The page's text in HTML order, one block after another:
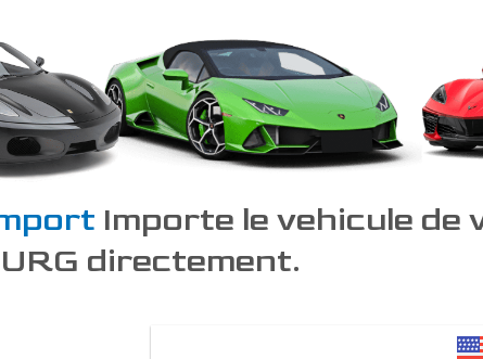
Importe le vehicule de
directement.